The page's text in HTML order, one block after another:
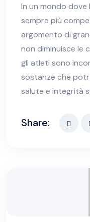
In un mondo
sempre più
argomento di
non diminuisce le
gli atleti sono
sostanze che
salute e integrità
Share: